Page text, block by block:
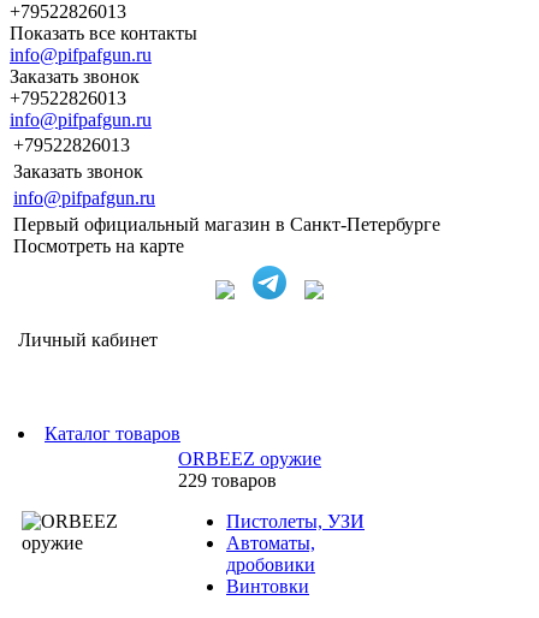
+79522826013
Показать все контакты
info@pifpafgun.ru
Заказать звонок
+79522826013
info@pifpafgun.ru
+79522826013
Заказать звонок
info@pifpafgun.ru
Первый официальный магазин в Санкт-Петербурге
Посмотреть на карте
Личный кабинет
Каталог товаров
ORBEEZ оружие
229 товаров
Пистолеты, УЗИ
Автоматы,
дробовики
Винтовки